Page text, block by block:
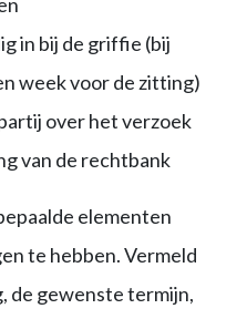
in bij de griffie (bij
week voor de zitting)
over het verzoek
van de rechtbank
elementen
te hebben. Vermeld
de gewenste termijn,